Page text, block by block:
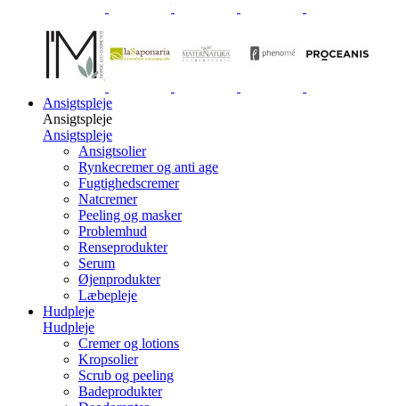
Ansigtspleje
Ansigtspleje
Ansigtspleje
Ansigtsolier
Rynkecremer og anti age
Fugtighedscremer
Natcremer
Peeling og masker
Problemhud
Renseprodukter
Serum
Øjenprodukter
Læbepleje
Hudpleje
Hudpleje
Cremer og lotions
Kropsolier
Scrub og peeling
Badeprodukter